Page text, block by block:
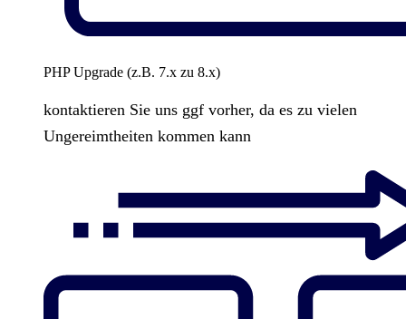
PHP Upgrade (z.B. 7.x zu 8.x)
kontaktieren Sie uns ggf vorher, da es zu vielen
Ungereimtheiten kommen kann